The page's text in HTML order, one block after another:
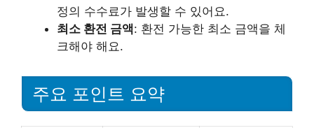
정의 수수료가 발생할 수 있어요.
최소 환전 금액: 환전 가능한 최소 금액을 체
크해야 해요.
주요 포인트 요약